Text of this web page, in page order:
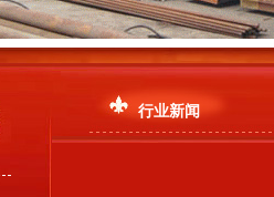
行业新闻